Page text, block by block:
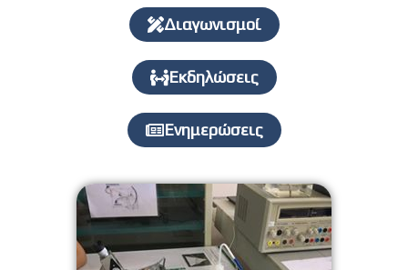
Διαγωνισμοί
Εκδηλώσεις
Ενημερώσεις